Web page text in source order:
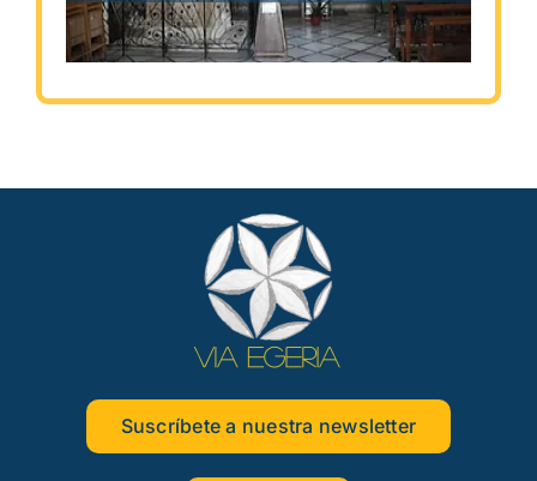
Suscríbete a nuestra newsletter